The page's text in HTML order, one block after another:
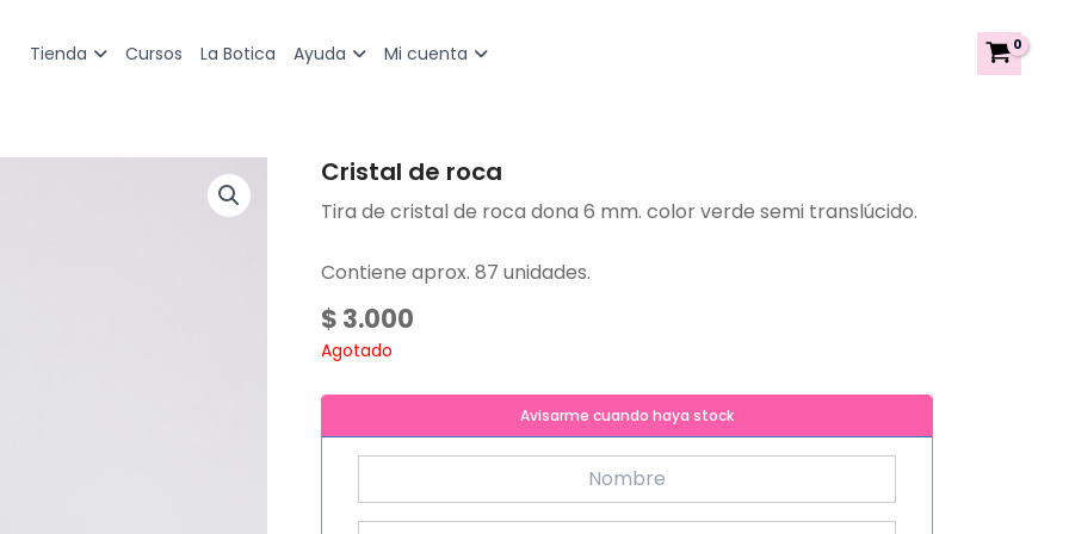
Tienda Cursos La Botica Ayuda Mi cuenta
Cristal de roca
Tira de cristal de roca dona 6 mm. color verde semi translúcido.
Contiene aprox. 87 unidades.
$ 3.000
Agotado
Avisarme cuando haya stock